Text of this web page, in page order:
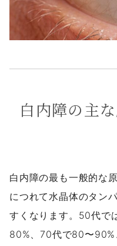
白内障の主
白内障の最も一般的な
につれて水晶体のタン
すくなります。50代で
80%、70代で80〜